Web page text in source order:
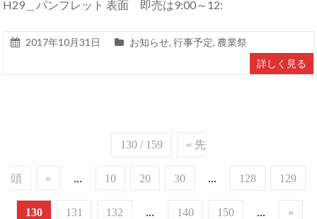
H29＿パンフレット 表面 即売は9:00～12:
2017年10月31日 お知らせ,行事予定, 農業祭
詳しく見る
130 / 159 « 先
頭 « ... 10 20 30 ... 128 129
130 131 132 ... 140 150 ... »